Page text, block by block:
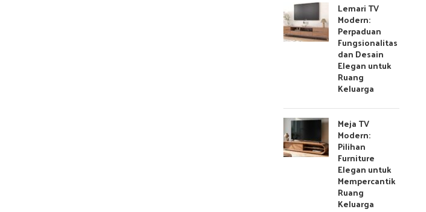
Lemari TV
Modern:
Perpaduan
Fungsionalitas
dan Desain
Elegan untuk
Ruang
Keluarga
Meja TV
Modern:
Pilihan
Furniture
Elegan untuk
Mempercantik
Ruang
Keluarga